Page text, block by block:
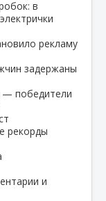
в
рекламу
задержаны
— победители
рекорды
и